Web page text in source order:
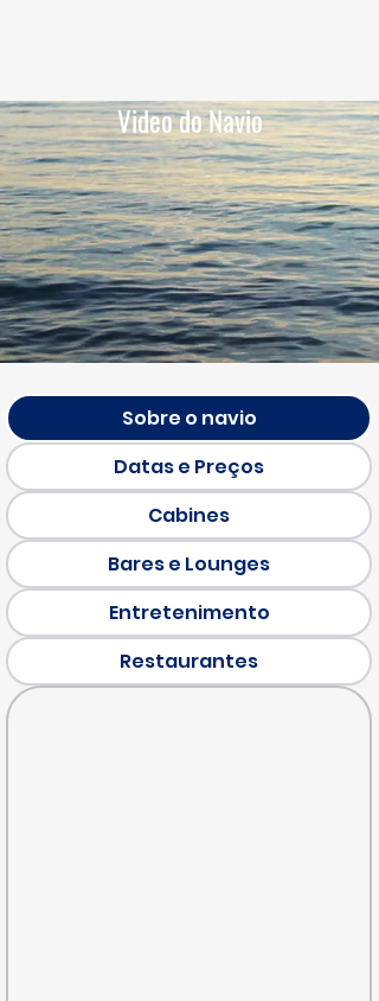
Video do Navio
Sobre o navio
Datas e Preços
Cabines
Bares e Lounges
Entretenimento
Restaurantes